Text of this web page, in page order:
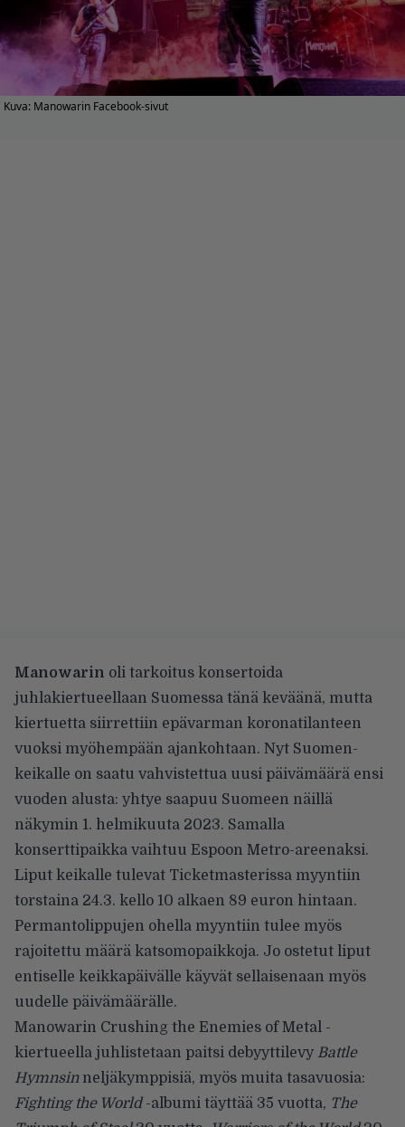
Kuva: Manowarin Facebook-sivut
Manowarin oli tarkoitus konsertoida
juhlakiertueellaan Suomessa tänä keväänä, mutta
kiertuetta siirrettiin epävarman koronatilanteen
vuoksi myöhempään ajankohtaan. Nyt Suomen-
keikalle on saatu vahvistettua uusi päivämäärä ensi
vuoden alusta: yhtye saapuu Suomeen näillä
näkymin 1. helmikuuta 2023. Samalla
konserttipaikka vaihtuu Espoon Metro-areenaksi.
Liput keikalle tulevat Ticketmasterissa myyntiin
torstaina 24.3. kello 10 alkaen 89 euron hintaan.
Permantolippujen ohella myyntiin tulee myös
rajoitettu määrä katsomopaikkoja. Jo ostetut liput
entiselle keikkapäivälle käyvät sellaisenaan myös
uudelle päivämäärälle.
Manowarin Crushing the Enemies of Metal -
kiertueella juhlistetaan paitsi debyyttilevy Battle
Hymnsinneljäkymppisiä, myös muita tasavuosia:
Fighting the World-albumi täyttää 35 vuotta, The